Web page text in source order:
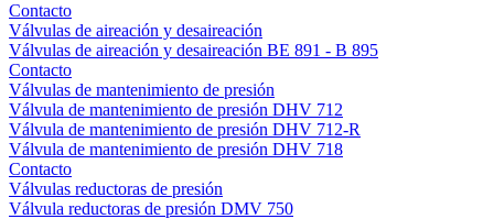
Contacto
Válvulas de aireación y desaireación
Válvulas de aireación y desaireación BE 891 - B 895
Contacto
Válvulas de mantenimiento de presión
Válvula de mantenimiento de presión DHV 712
Válvula de mantenimiento de presión DHV 712-R
Válvula de mantenimiento de presión DHV 718
Contacto
Válvulas reductoras de presión
Válvula reductoras de presión DMV 750